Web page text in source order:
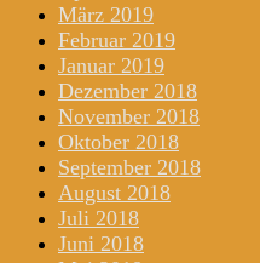
März 2019
Februar 2019
Januar 2019
Dezember 2018
November 2018
Oktober 2018
September 2018
August 2018
Juli 2018
Juni 2018